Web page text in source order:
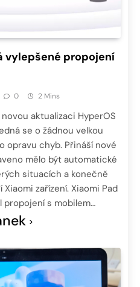
vylepšené propojení
0 2 Mins
aktualizaci HyperOS
se o žádnou velkou
opravu chyb. Přináší nové
mělo být automatické
situacích a konečně
zařízení. Xiaomi Pad
propojení s mobilem…